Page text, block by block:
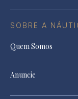
SOBRE A
Quem Somos
Anuncie